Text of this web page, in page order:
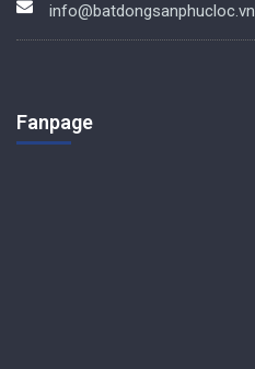
info@batdongsanphucloc.vn
Fanpage